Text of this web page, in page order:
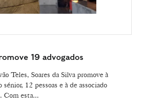
19 advogados
Teles, Soares da Silva promove à
sénior, 12 pessoas e à de associado
Com esta...